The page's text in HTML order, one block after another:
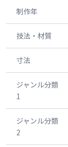
制作年
技法・材質
寸法
ジャンル分類
1
ジャンル分類
2